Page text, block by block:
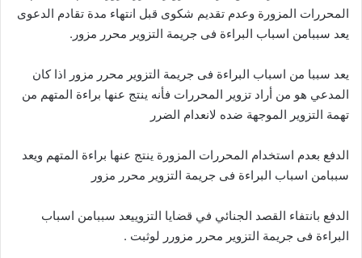
المحررات المزورة وعدم تقديم شكوى قبل انتهاء مدة تقادم الدعوى
يعد سببامن اسباب البراءة فى جريمة التزوير محرر مزور.
يعد سببا من اسباب البراءة فى جريمة التزوير محرر مزور اذا كان
المدعي هو من أراد تزوير المحررات فأنه ينتج عنها براءة المتهم من
تهمة التزوير الموجهة ضده لانعدام الضرر
الدفع بعدم استخدام المحررات المزورة ينتج عنها براءة المتهم ويعد
سببامن اسباب البراءة فى جريمة التزوير محرر مزور
الدفع بانتفاء القصد الجنائي في قضايا التزوييعد سببامن اسباب
البراءة فى جريمة التزوير محرر مزورر لوثبت .